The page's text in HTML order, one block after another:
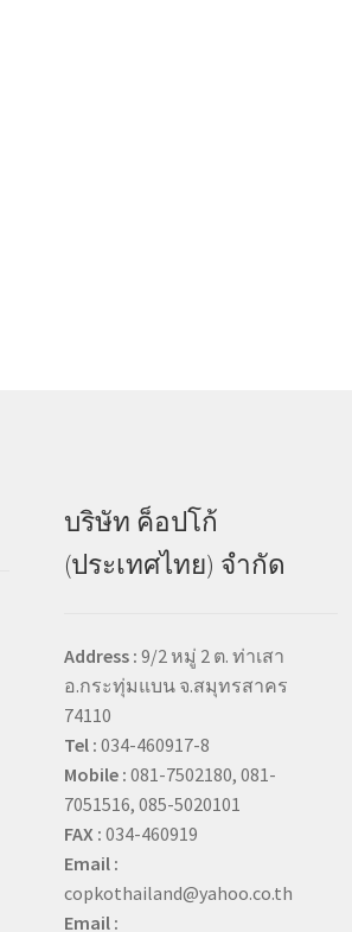
บริษัท ค็อปโก้
(ประเทศไทย) จำกัด
Address : 9/2 หมู่ 2 ต. ท่าเสา
อ.กระทุ่มแบน จ.สมุทรสาคร
74110
Tel : 034-460917-8
Mobile : 081-7502180, 081-
7051516, 085-5020101
FAX : 034-460919
Email :
copkothailand@yahoo.co.th
Email :